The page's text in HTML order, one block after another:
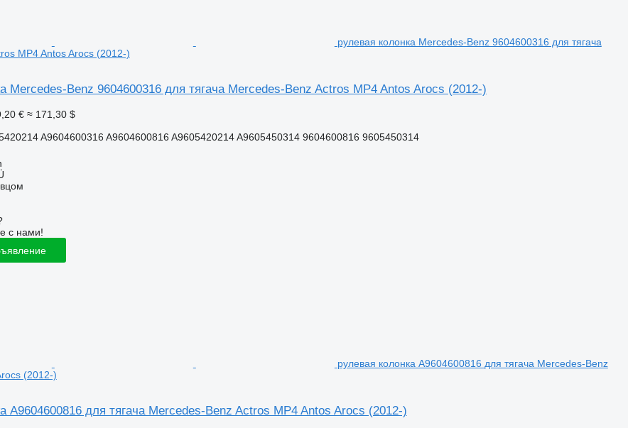
рулевая колонка Mercedes-Benz 9604600316 для тягача
MP4 Antos Arocs (2012-)
Mercedes-Benz 9604600316 для тягача Mercedes-Benz Actros MP4 Antos Arocs (2012-)
€ ≈ 171,30 $
A9604600316 A9604600816 A9605420214 A9605450314 9604600816 9605450314
с нами!
рулевая колонка A9604600816 для тягача Mercedes-Benz
(2012-)
A9604600816 для тягача Mercedes-Benz Actros MP4 Antos Arocs (2012-)